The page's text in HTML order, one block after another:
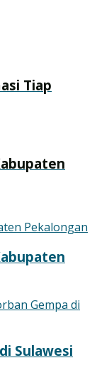
Tiap
Sulawesi